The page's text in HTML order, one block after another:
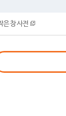
은 창 사전